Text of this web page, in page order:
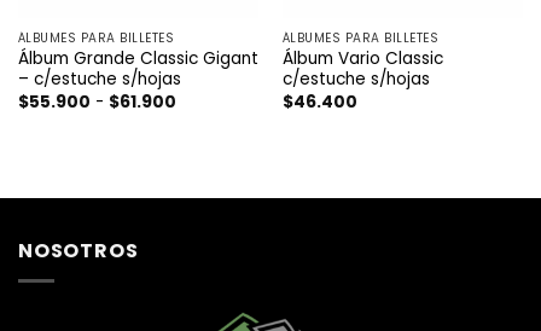
ÁLBUMES PARA BILLETES
Álbum Grande Classic Gigant
– c/estuche s/hojas
$55.900 - $61.900Rango
$61.900
ÁLBUMES PARA BILLETES
Álbum Vario Classic
c/estuche s/hojas
$46.400
NOSOTROS